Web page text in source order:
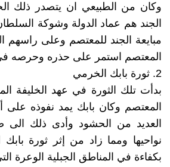
وكان من الطبيعي ان يتصدر ذلك
الجند هم عماد الدولة وشوكة
مبايعة الجند للمعتصم وعلى راسهم
المعتصم استمر على حذره وحرصه
2. ثورة بابك الخرمي
بدأت تلك الثورة في عهد الخليفة
المعتصم وكان بابك يمد نفوذه
العديد من الحشود وأدى ذلك الى
نواحيها ومما زاد من إثر ثورة
بكفاءة في المناطق الجبلية الوعرة